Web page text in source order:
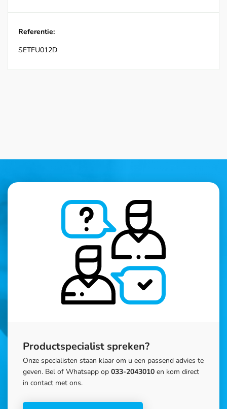
Referentie:
SETFU012D
Productspecialist spreken?
Onze specialisten staan klaar om u een passend advies te
geven. Bel of Whatsapp op 033-2043010 en kom direct
in contact met ons.